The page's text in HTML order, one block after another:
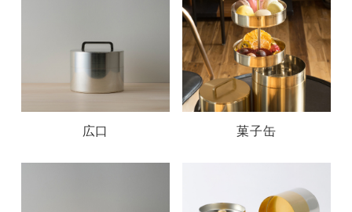
広口 菓子缶